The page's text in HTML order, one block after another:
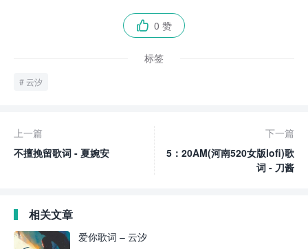
 0 赞
标签
云汐
上一篇
不擅挽留歌词 - 夏婉安
下一篇
5：20AM(河南520女版lofi)歌
词 - 刀酱
相关文章
爱你歌词 – 云汐